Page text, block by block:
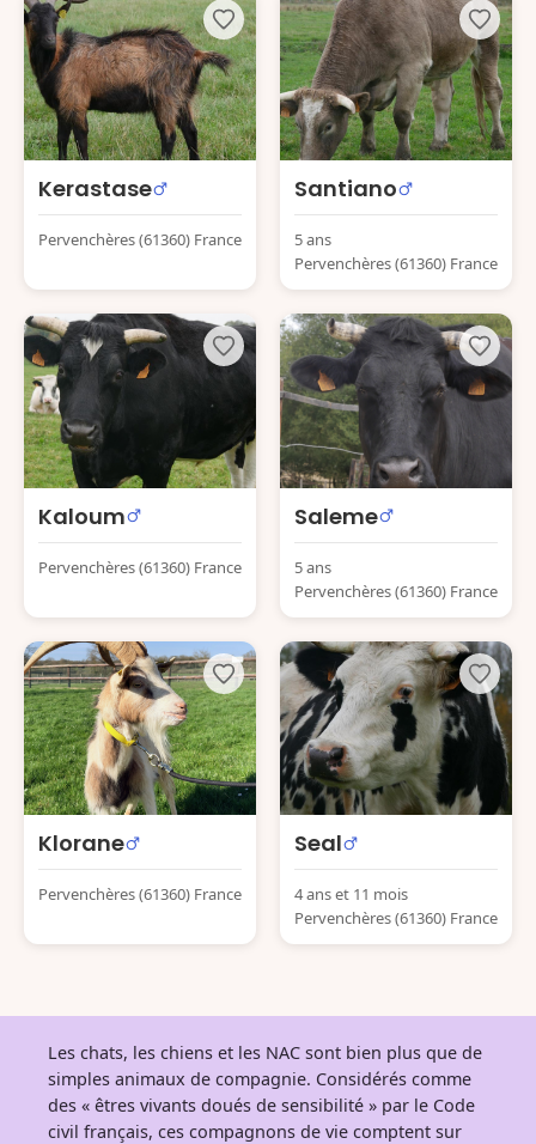
Kerastase
Pervenchères (61360) France
Santiano
5 ans
Pervenchères (61360) France
Kaloum
Pervenchères (61360) France
Saleme
5 ans
Pervenchères (61360) France
Klorane
Pervenchères (61360) France
Seal
4 ans et 11 mois
Pervenchères (61360) France
Les chats, les chiens et les NAC sont bien plus que de
simples animaux de compagnie. Considérés comme
des « êtres vivants doués de sensibilité » par le Code
civil français, ces compagnons de vie comptent sur